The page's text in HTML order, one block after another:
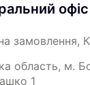
замовлення,
область, м.
1